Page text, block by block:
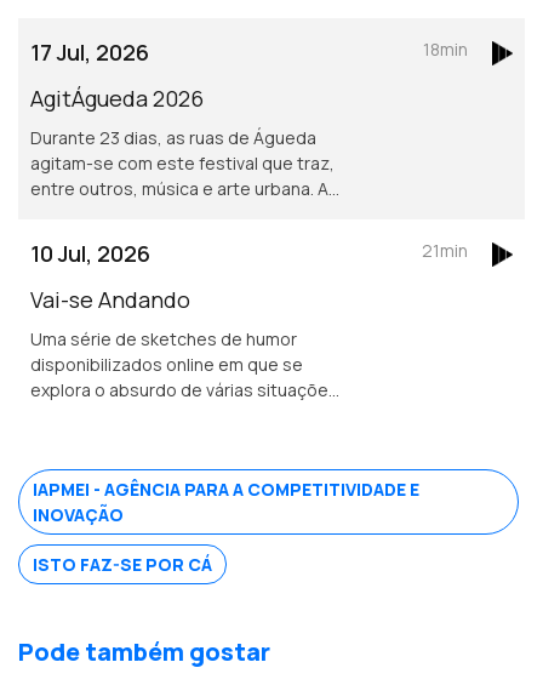
em várias áreas.
17 Jul, 2026
AgitÁgueda 2026
Durante 23 dias, as ruas de Águeda
agitam-se com este festival que traz,
entre outros, música e arte urbana. Ao
artísticas que perduram.
18min
10 Jul, 2026
Vai-se Andando
Uma série de sketches de humor
disponibilizados online em que se
explora o absurdo de várias situações
21min
IAPMEI - AGÊNCIA PARA A COMPETITIVIDADE E
INOVAÇÃO
ISTO FAZ-SE POR CÁ
Pode também gostar